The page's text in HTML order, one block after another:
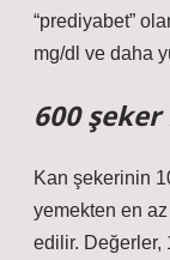
“prediyabet”
mg/dl ve daha
600
Kan şekerinin
yemekten en az
edilir. Değerler,